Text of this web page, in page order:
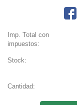
Imp. Total con
impuestos:
Stock:
Cantidad: